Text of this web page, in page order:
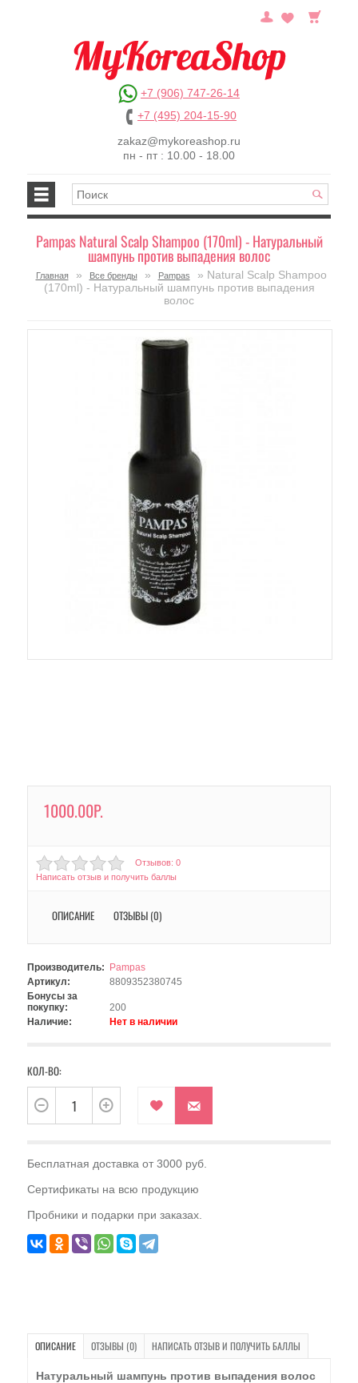
+7 (906) 747-26-14
+7 (495) 204-15-90
zakaz@mykoreashop.ru
пн - пт : 10.00 - 18.00
Pampas Natural Scalp Shampoo (170ml) - Натуральный
шампунь против выпадения волос
Главная » Все бренды » Pampas
» Natural Scalp Shampoo
(170ml) - Натуральный шампунь против выпадения
волос
1000.00Р.
Отзывов: 0
Написать отзыв и получить баллы
ОПИСАНИЕ ОТЗЫВЫ (0)
Производитель:
Pampas
Артикул:
8809352380745
Бонусы за
покупку:
200
Наличие:
Нет в наличии
КОЛ-ВО:
Бесплатная доставка от 3000 руб.
Сертификаты на всю продукцию
Пробники и подарки при заказах.
ОПИСАНИЕ ОТЗЫВЫ (0) НАПИСАТЬ ОТЗЫВ И ПОЛУЧИТЬ БАЛЛЫ
Натуральный шампунь против выпадения волос